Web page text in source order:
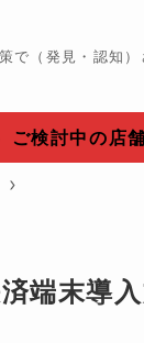
で（発見・認知
検討中の店
端末導